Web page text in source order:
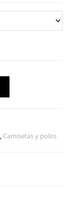
, Camisetas y polos